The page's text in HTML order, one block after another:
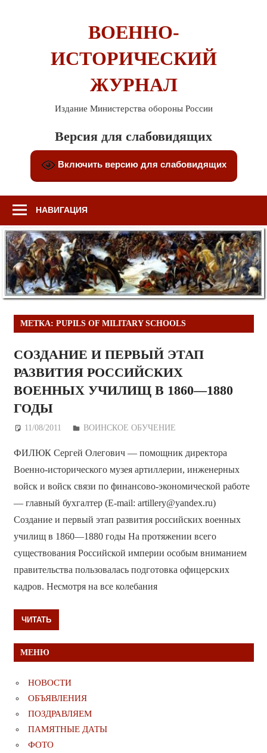
ВОЕННО-
ИСТОРИЧЕСКИЙ
ЖУРНАЛ
Издание Министерства обороны России
Версия для слабовидящих
Включить версию для слабовидящих
НАВИГАЦИЯ
МЕТКА: PUPILS OF MILITARY SCHOOLS
СОЗДАНИЕ И ПЕРВЫЙ ЭТАП
РАЗВИТИЯ РОССИЙСКИХ
ВОЕННЫХ УЧИЛИЩ В 1860—1880
ГОДЫ
11/08/2011 Дежурный по Редакции
ВОИНСКОЕ ОБУЧЕНИЕ
ФИЛЮК Сергей Олегович — помощник директора
Военно-исторического музея артиллерии, инженерных
войск и войск связи по финансово-экономической работе
— главный бухгалтер (E-mail: artillery@yandex.ru)
Создание и первый этап развития российских военных
училищ в 1860—1880 годы На протяжении всего
существования Российской империи особым вниманием
правительства пользовалась подготовка офицерских
кадров. Несмотря на все колебания
ЧИТАТЬ
МЕНЮ
НОВОСТИ
ОБЪЯВЛЕНИЯ
ПОЗДРАВЛЯЕМ
ПАМЯТНЫЕ ДАТЫ
ФОТО